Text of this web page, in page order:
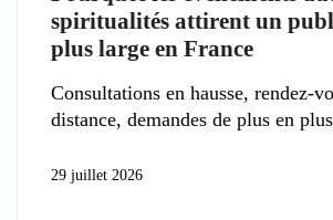
spiritualités attirent un
plus large en France
Consultations en hausse, rendez-
distance, demandes de plus en
29 juillet 2026